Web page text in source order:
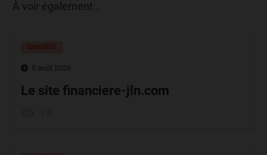
À voir également…
5 août 2026
Le site financiere-jln.com